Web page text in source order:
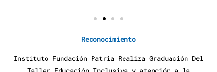
Reconocimiento
Instituto Fundación Patria Realiza Graduación Del
Taller Educación Inclusiva y atención a la